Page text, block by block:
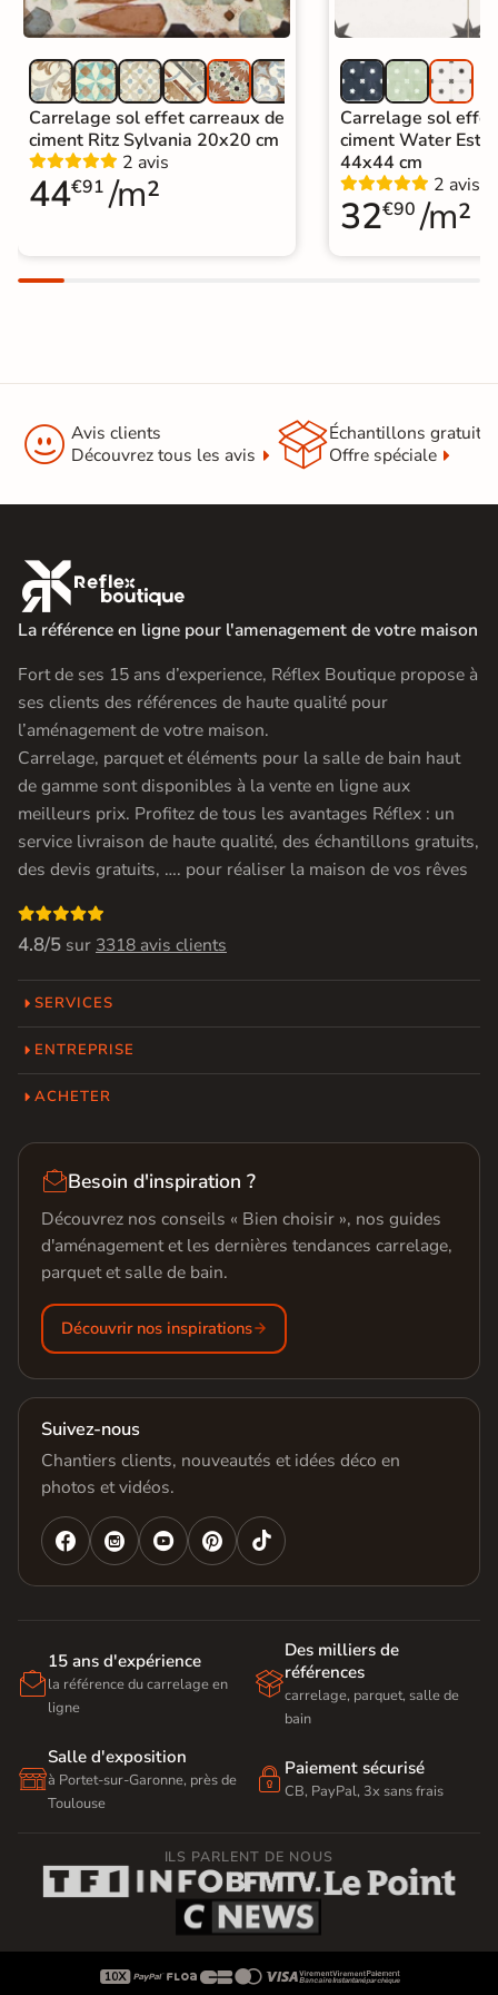
Carrelage sol effet carreaux de
ciment Ritz Sylvania 20x20 cm
2 avis
44€91 /m²
Carrelage sol
ciment Water
44x44 cm
2 avis
32€90 /m²
 Avis clients
Découvrez tous les avis
Échantillons gratuit
Offre spéciale

La référence en ligne pour l'amenagement de votre maison
Fort de ses 15 ans d’experience, Réflex Boutique propose à
ses clients des références de haute qualité pour
l’aménagement de votre maison.
Carrelage, parquet et éléments pour la salle de bain haut
de gamme sont disponibles à la vente en ligne aux
meilleurs prix. Profitez de tous les avantages Réflex : un
service livraison de haute qualité, des échantillons gratuits,
des devis gratuits, …. pour réaliser la maison de vos rêves

4.8/5 sur 3318 avis clients
SERVICES
ENTREPRISE
ACHETER
Besoin d'inspiration ?
Découvrez nos conseils « Bien choisir », nos guides
d'aménagement et les dernières tendances carrelage,
parquet et salle de bain.
Découvrir nos inspirations
Suivez-nous
Chantiers clients, nouveautés et idées déco en
photos et vidéos.
   

15 ans d'expérience
la référence du carrelage en
ligne

Des milliers de
références
carrelage, parquet, salle de
bain

Salle d'exposition
à Portet-sur-Garonne, près de
Toulouse
 Paiement sécurisé
CB, PayPal, 3x sans frais
ILS PARLENT DE NOUS
